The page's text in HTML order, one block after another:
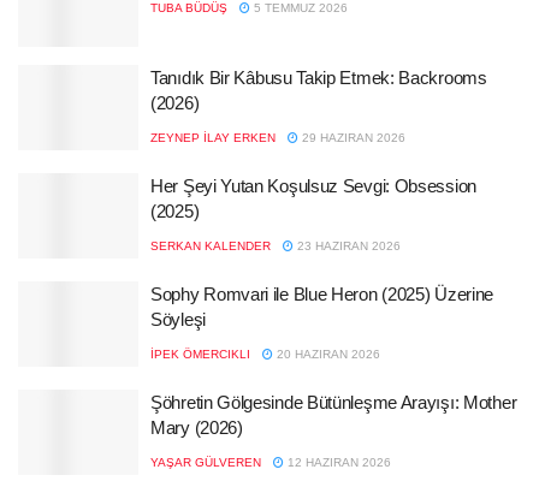
TUBA BÜDÜŞ 5 TEMMUZ 2026
Tanıdık Bir Kâbusu Takip Etmek: Backrooms
(2026)
ZEYNEP İLAY ERKEN 29 HAZIRAN 2026
Her Şeyi Yutan Koşulsuz Sevgi: Obsession
(2025)
SERKAN KALENDER 23 HAZIRAN 2026
Sophy Romvari ile Blue Heron (2025) Üzerine
Söyleşi
İPEK ÖMERCIKLI 20 HAZIRAN 2026
Şöhretin Gölgesinde Bütünleşme Arayışı: Mother
Mary (2026)
YAŞAR GÜLVEREN 12 HAZIRAN 2026